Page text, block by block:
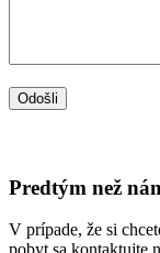
Predtým než
V prípade, že si